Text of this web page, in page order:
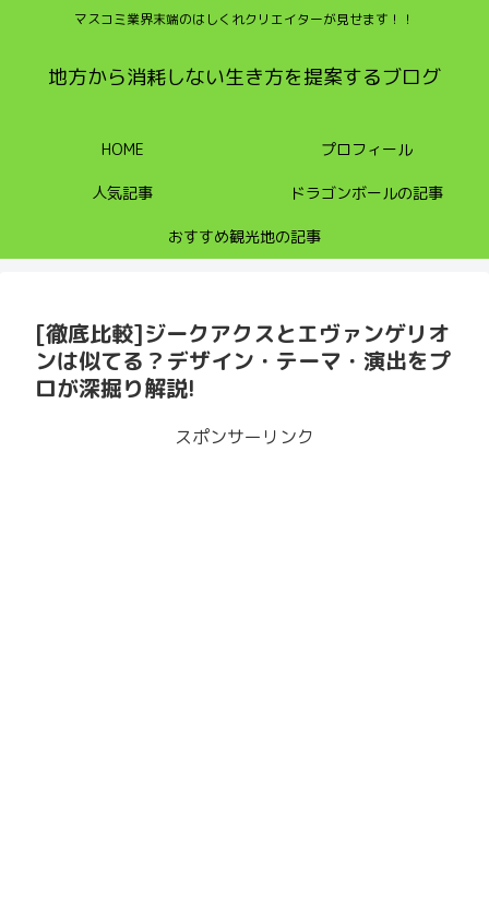
マスコミ業界末端のはしくれクリエイターが見せます！！
地方から消耗しない生き方を提案するブログ
HOME プロフィール
人気記事 ドラゴンボールの記事
おすすめ観光地の記事
[徹底比較]ジークアクスとエヴァンゲリオ
ンは似てる？ デザイン・テーマ・演出をプ
ロが深掘り解説!
スポンサーリンク